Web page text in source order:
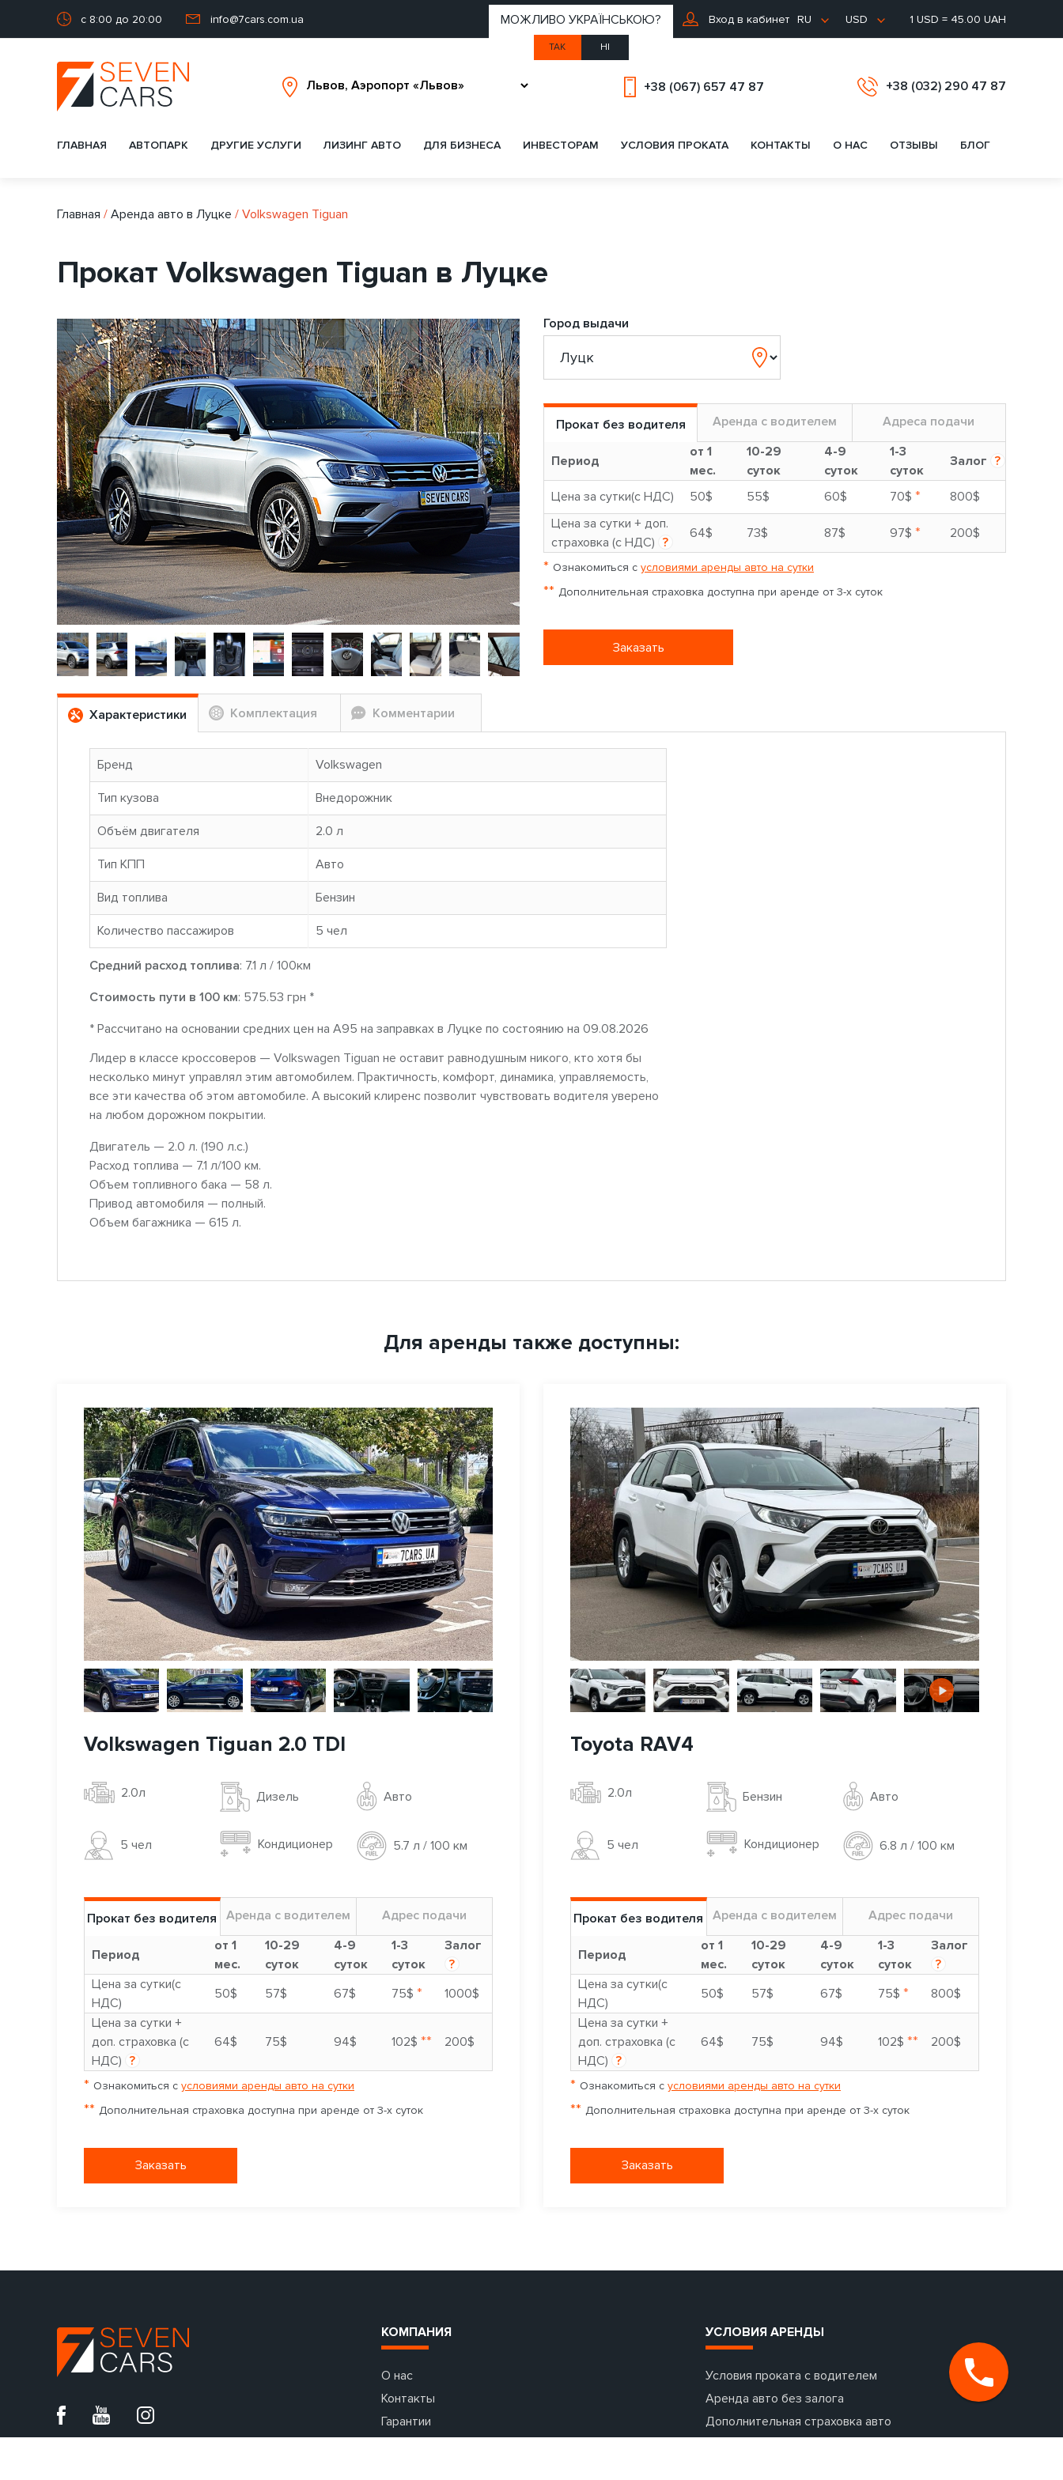
с 8:00 до 20:00 info@7cars.com.ua Вход в кабинет RU
МОЖЛИВО УКРАЇНСЬКОЮ?
ТАК НІ
USD 1 USD = 45.00 UAH
+38 (067) 657 47 87 +38 (032) 290 47 87
ГЛАВНАЯ АВТОПАРК ДРУГИЕ УСЛУГИ ЛИЗИНГ АВТО ДЛЯ БИЗНЕСА ИНВЕСТОРАМ УСЛОВИЯ ПРОКАТА КОНТАКТЫ О НАС ОТЗЫВЫ БЛОГ
Главная / Аренда авто в Луцке / Volkswagen Tiguan
Прокат Volkswagen Tiguan в Луцке
Город выдачи
Прокат без водителя Аренда с водителем Адреса подачи
Период
от 1
мес.
10-29
суток
4-9
суток
1-3
суток
Залог ?
Цена за сутки(с НДС) 50$ 55$ 60$ 70$ *
800$
Цена за сутки + доп.
страховка (с НДС) ?
64$ 73$ 87$ 97$ * 200$
* Ознакомиться с условиями аренды авто на сутки
** Дополнительная страховка доступна при аренде от 3-х суток
Заказать
Характеристики Комплектация Комментарии
Бренд Volkswagen
Тип кузова Внедорожник
Объём двигателя 2.0 л
Тип КПП Авто
Вид топлива Бензин
Количество пассажиров 5 чел
Средний расход топлива: 7.1 л / 100км
Стоимость пути в 100 км: 575.53 грн *
* Рассчитано на основании средних цен на A95 на заправках в Луцке по состоянию на 09.08.2026
Лидер в классе кроссоверов — Volkswagen Tiguan не оставит равнодушным никого, кто хотя бы
несколько минут управлял этим автомобилем. Практичность, комфорт, динамика, управляемость,
все эти качества об этом автомобиле. А высокий клиренс позволит чувствовать водителя уверено
на любом дорожном покрытии.
Двигатель — 2.0 л. (190 л.с.)
Расход топлива — 7.1 л/100 км.
Объем топливного бака — 58 л.
Привод автомобиля — полный.
Объем багажника — 615 л.
Для аренды также доступны:
Volkswagen Tiguan 2.0 TDI
2.0л Дизель Авто
5 чел Кондиционер 5.7 л / 100 км
Прокат без водителя Аренда с водителем Адрес подачи
Период
от 1
мес.
10-29
суток
4-9
суток
1-3
суток
Залог
?
Цена за сутки(с
НДС)
50$ 57$ 67$ 75$ *
1000$
Цена за сутки +
доп. страховка (с
НДС) ?
64$ 75$ 94$ 102$ ** 200$
* Ознакомиться с условиями аренды авто на сутки
** Дополнительная страховка доступна при аренде от 3-х суток
Заказать
Toyota RAV4
2.0л Бензин Авто
5 чел Кондиционер 6.8 л / 100 км
Прокат без водителя Аренда с водителем Адрес подачи
Период
от 1
мес.
10-29
суток
4-9
суток
1-3
суток
Залог
?
Цена за сутки(с
НДС)
50$ 57$ 67$ 75$ *
800$
Цена за сутки +
доп. страховка (с
НДС) ?
64$ 75$ 94$ 102$ ** 200$
* Ознакомиться с условиями аренды авто на сутки
** Дополнительная страховка доступна при аренде от 3-х суток
Заказать
КОМПАНИЯ
О нас
Контакты
Гарантии
УСЛОВИЯ АРЕНДЫ
Условия проката с водителем
Аренда авто без залога
Дополнительная страховка авто